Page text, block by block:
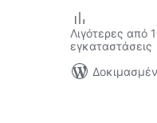
Λιγότερες από
εγκαταστάσεις